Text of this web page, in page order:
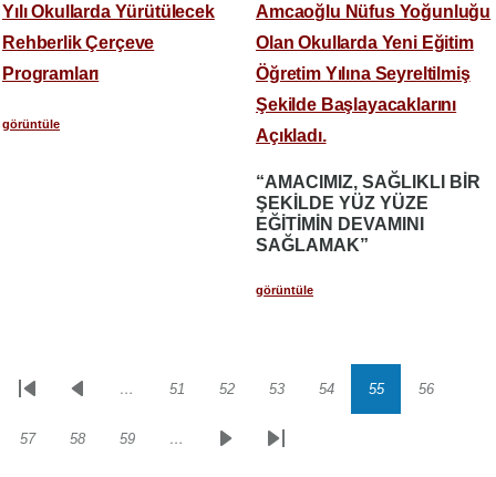
Yılı Okullarda Yürütülecek
Rehberlik Çerçeve
Programları
görüntüle
Amcaoğlu Nüfus Yoğunluğu
Olan Okullarda Yeni Eğitim
Öğretim Yılına Seyreltilmiş
Şekilde Başlayacaklarını
Açıkladı.
“AMACIMIZ, SAĞLIKLI BİR
ŞEKİLDE YÜZ YÜZE
EĞİTİMİN DEVAMINI
SAĞLAMAK”
görüntüle
Sayfalama
İlk
Önceki… Sayfa
51 Sayfa
52 Sayfa
53 Sayfa
54 Sayfa
55 Sayfa
56
Sayfa
57 Sayfa
58 Sayfa
59 …
SonrakiSon